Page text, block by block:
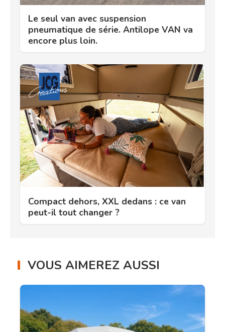
Le seul van avec suspension
pneumatique de série. Antilope VAN va
encore plus loin.
Compact dehors, XXL dedans : ce van
peut-il tout changer ?
VOUS AIMEREZ AUSSI